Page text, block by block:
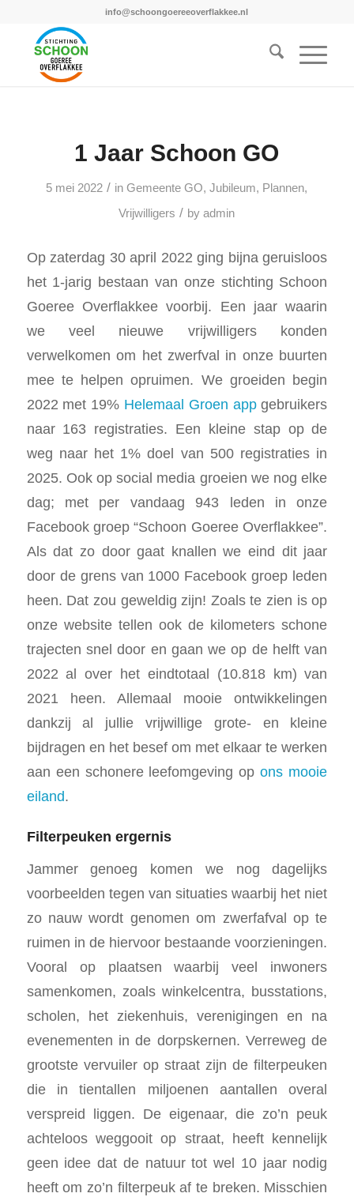
info@schoongoereeoverflakkee.nl
1 Jaar Schoon GO
5 mei 2022 / inGemeente GO,Jubileum, Plannen,
Vrijwilligers / byadmin
Op zaterdag 30 april 2022 ging bijna geruisloos
het 1-jarig bestaan van onze stichting Schoon
Goeree Overflakkee voorbij. Een jaar waarin
we veel nieuwe vrijwilligers konden
verwelkomen om het zwerfval in onze buurten
mee te helpen opruimen. We groeiden begin
2022 met 19% Helemaal Groen appgebruikers
naar 163 registraties. Een kleine stap op de
weg naar het 1% doel van 500 registraties in
2025. Ook op social media groeien we nog elke
dag; met per vandaag 943 leden in onze
Facebook groep “Schoon Goeree Overflakkee”.
Als dat zo door gaat knallen we eind dit jaar
door de grens van 1000 Facebook groep leden
heen. Dat zou geweldig zijn! Zoals te zien is op
onze website tellen ook de kilometers schone
trajecten snel door en gaan we op de helft van
2022 al over het eindtotaal (10.818 km) van
2021 heen. Allemaal mooie ontwikkelingen
dankzij al jullie vrijwillige grote- en kleine
bijdragen en het besef om met elkaar te werken
aan een schonere leefomgeving opons mooie
eiland.
Filterpeuken ergernis
Jammer genoeg komen we nog dagelijks
voorbeelden tegen van situaties waarbij het niet
zo nauw wordt genomen om zwerfafval op te
ruimen in de hiervoor bestaande voorzieningen.
Vooral op plaatsen waarbij veel inwoners
samenkomen, zoals winkelcentra, busstations,
scholen, het ziekenhuis, verenigingen en na
evenementen in de dorpskernen. Verreweg de
grootste vervuiler op straat zijn de filterpeuken
die in tientallen miljoenen aantallen overal
verspreid liggen. De eigenaar, die zo’n peuk
achteloos weggooit op straat, heeft kennelijk
geen idee dat de natuur tot wel 10 jaar nodig
heeft om zo’n filterpeuk af te breken. Misschien